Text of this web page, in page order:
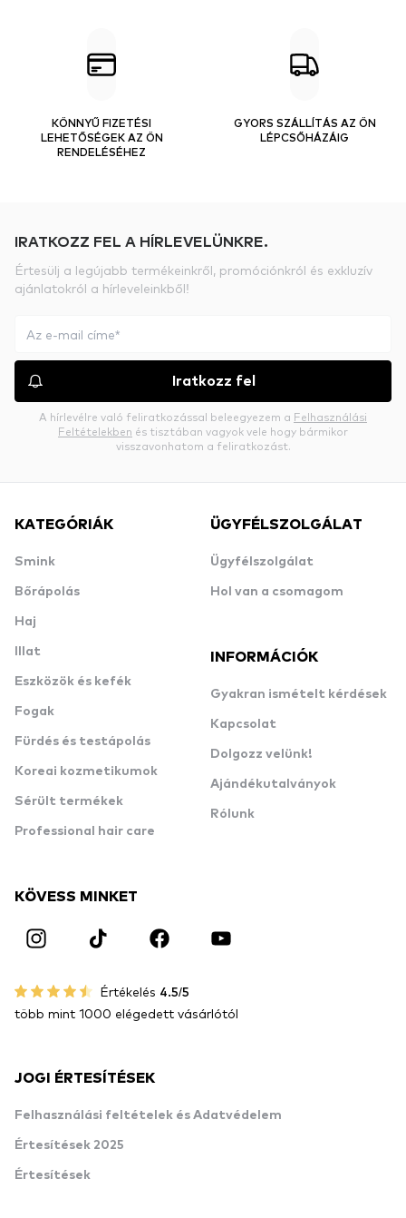
KÖNNYŰ FIZETÉSI
LEHETŐSÉGEK AZ ÖN
RENDELÉSÉHEZ
GYORS SZÁLLÍTÁS AZ ÖN
LÉPCSŐHÁZÁIG
IRATKOZZ FEL A HÍRLEVELÜNKRE.
Értesülj a legújabb termékeinkről, promóciónkról és exkluzív
ajánlatokról a hírleveleinkből!
Iratkozz fel
A hírlevélre való feliratkozással beleegyezem a Felhasználási
Feltételekben és tisztában vagyok vele hogy bármikor
visszavonhatom a feliratkozást.
KATEGÓRIÁK
Smink
Bőrápolás
Haj
Illat
Eszközök és kefék
Fogak
Fürdés és testápolás
Koreai kozmetikumok
Sérült termékek
Professional hair care
ÜGYFÉLSZOLGÁLAT
Ügyfélszolgálat
Hol van a csomagom
INFORMÁCIÓK
Gyakran ismételt kérdések
Kapcsolat
Dolgozz velünk!
Ajándékutalványok
Rólunk
KÖVESS MINKET
Értékelés 4.5/5
több mint 1000 elégedett vásárlótól
JOGI ÉRTESÍTÉSEK
Felhasználási feltételek és Adatvédelem
Értesítések 2025
Értesítések